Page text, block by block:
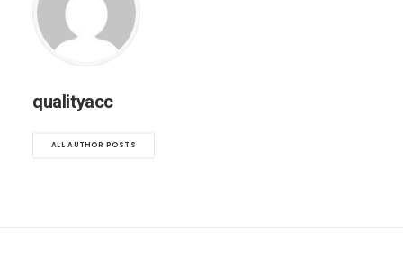
qualityacc
ALL AUTHOR POSTS